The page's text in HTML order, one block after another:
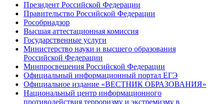
Президент Российской Федерации
Правительство Российской Федерации
Рособрнадзор
Высшая аттестационная комиссия
Государственные услуги
Министерство науки и высшего образования
Российской Федерации
Минпросвещения Российской Федерации
Официальный информационный портал ЕГЭ
Официальное издание «ВЕСТНИК ОБРАЗОВАНИЯ»
Национальный центр информационного
противодействия терроризму и экстремизму в